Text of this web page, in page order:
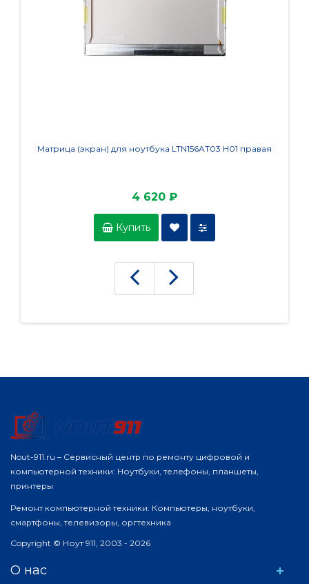
Матрица (экран) для ноутбука LTN156AT03 H01 правая
4 620 ₽
Купить
Nout-911.ru – Сервисный центр по ремонту цифровой и
компьютерной техники: Ноутбуки, телефоны, планшеты,
принтеры
Ремонт компьютерной техники: Компьютеры, ноутбуки,
смартфоны, телевизоры, оргтехника
Copyright © Ноут 911, 2003 - 2026
О нас